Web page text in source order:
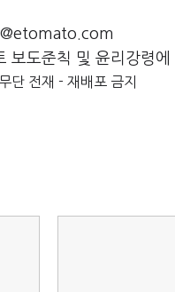
보도준칙 및 윤리강령
단 전재 - 재배포 금지